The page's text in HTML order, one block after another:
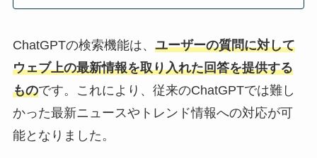
ChatGPTの検索機能は、 ユーザーの質問に対して
ウェブ上の最新情報を取り入れた回答を提供する
ものです。これにより、従来のChatGPTでは難し
かった最新ニュースやトレンド情報への対応が可
能となりました。